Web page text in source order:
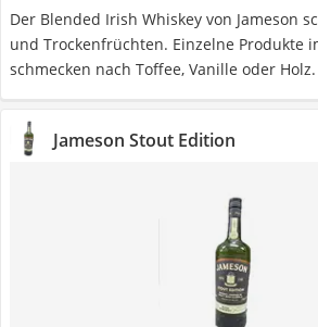
Der Blended Irish Whiskey von Jameson
und Trockenfrüchten. Einzelne Produkte
schmecken nach Toffee, Vanille oder Holz.
Jameson Stout Edition